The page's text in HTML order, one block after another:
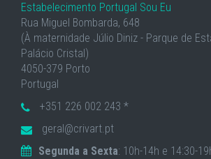
Estabelecimento Portugal Sou Eu
Rua Miguel Bombarda, 648
(À maternidade Júlio Diniz - Parque de
Palácio Cristal)
4050-379 Porto
Portugal
+351 226 002 243 *
geral@crivart.pt
Segunda a Sexta: 10h-14h e 14:30-